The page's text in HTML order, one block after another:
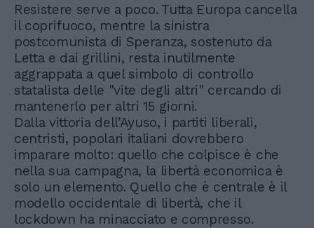
Resistere serve a poco. Tutta Europa cancella
il coprifuoco, mentre la sinistra
postcomunista di Speranza, sostenuto da
Letta e dai grillini, resta inutilmente
aggrappata a quel simbolo di controllo
statalista delle "vite degli altri" cercando di
mantenerlo per altri 15 giorni.
Dalla vittoria dell’Ayuso, i partiti liberali,
centristi, popolari italiani dovrebbero
imparare molto: quello che colpisce è che
nella sua campagna, la libertà economica è
solo un elemento. Quello che è centrale è il
modello occidentale di libertà, che il
lockdown ha minacciato e compresso.